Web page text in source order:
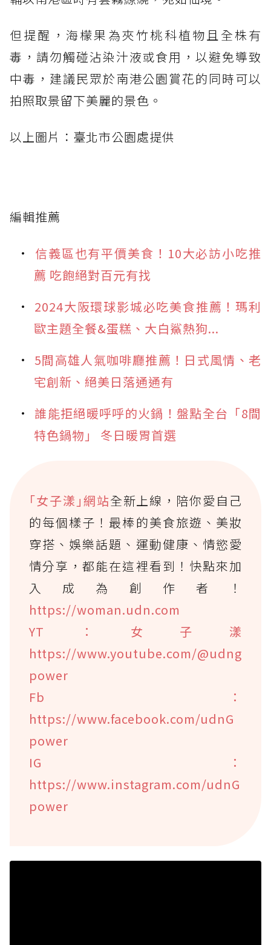
但提醒，海檬果為夾竹桃科植物且全株有
毒，請勿觸碰沾染汁液或食用，以避免導致
中毒，建議民眾於南港公園賞花的同時可以
拍照取景留下美麗的景色。
以上圖片：臺北市公園處提供
編輯推薦
信義區也有平價美食！10大必訪小吃推
薦 吃飽絕對百元有找
2024大阪環球影城必吃美食推薦！瑪利
歐主題全餐&蛋糕、大白鯊熱狗...
5間高雄人氣咖啡廳推薦！日式風情、老
宅創新、絕美日落通通有
誰能拒絕暖呼呼的火鍋！盤點全台「8間
特色鍋物」 冬日暖胃首選
｢女子漾｣網站全新上線，陪你愛自己
的每個樣子！最棒的美食旅遊、美妝
穿搭、娛樂話題、運動健康、情慾愛
情分享，都能在這裡看到！快點來加
入成為創作者！
https://woman.udn.com
YT：女子漾
https://www.youtube.com/@udng
power
Fb：
https://www.facebook.com/udnG
power
IG：
https://www.instagram.com/udnG
power